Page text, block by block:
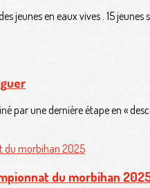
jeunes en eaux vives . 15 jeunes
par une dernière étape en «
du morbihan